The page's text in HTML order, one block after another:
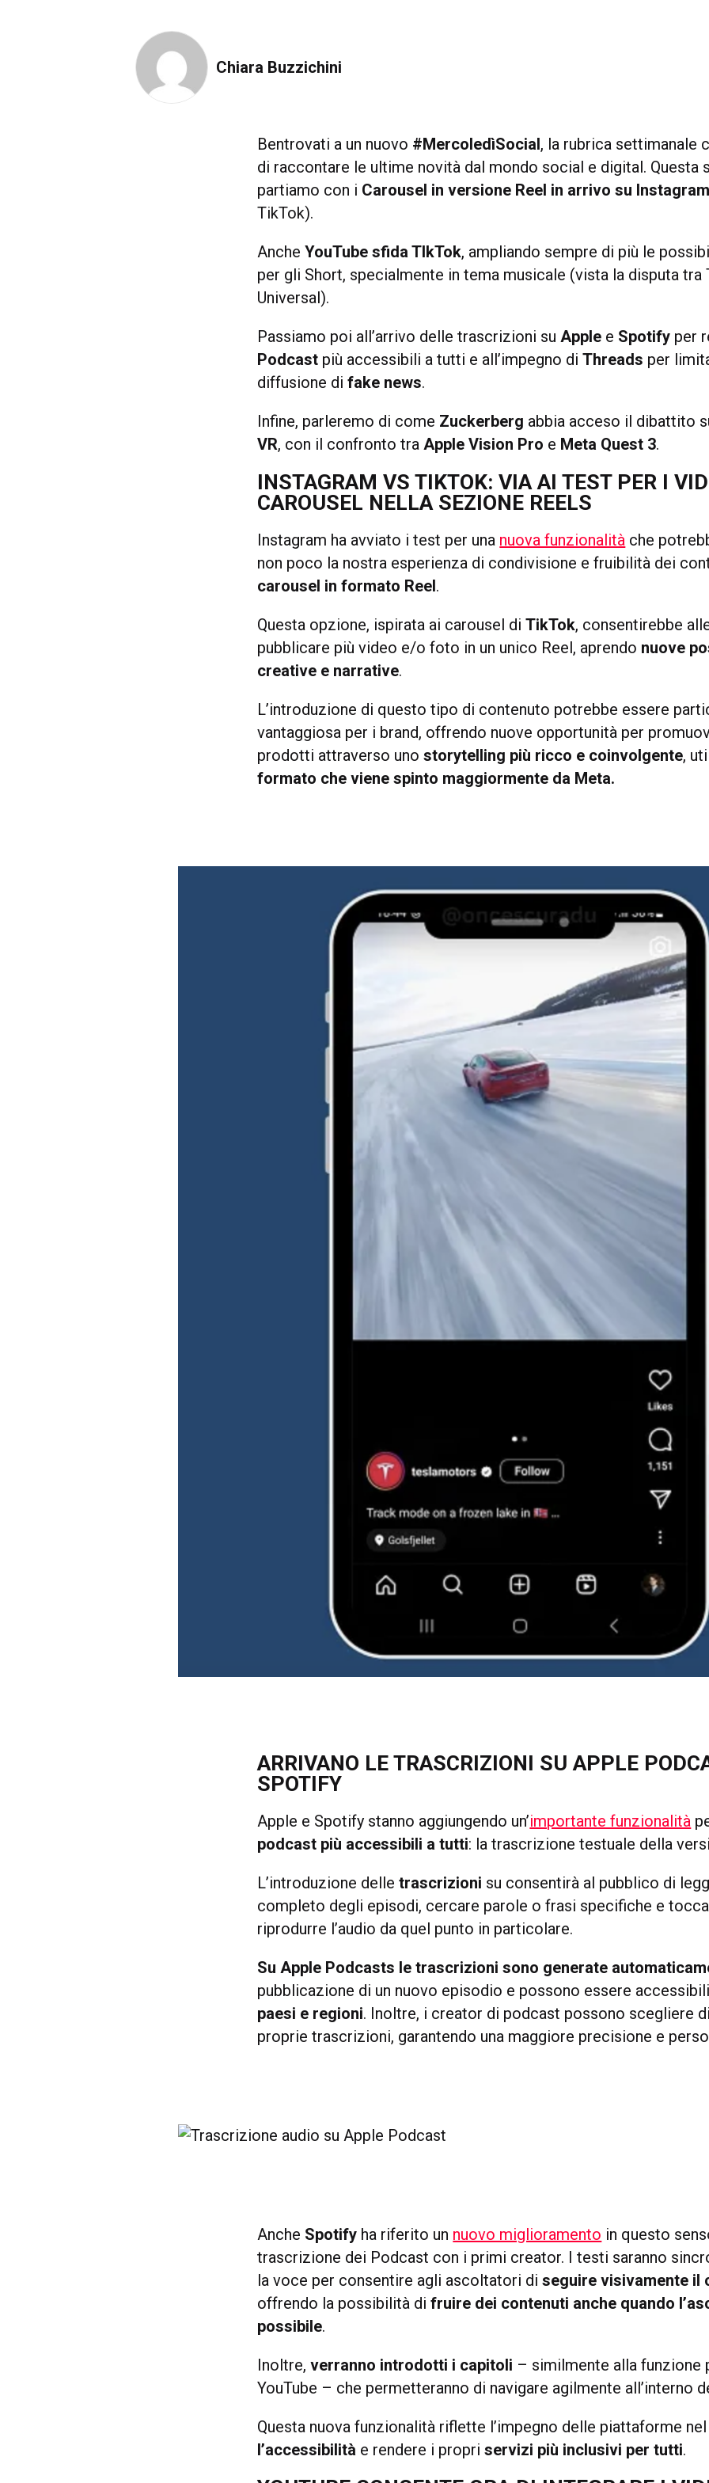
Chiara Buzzichini
Bentrovati a un nuovo #MercoledìSocial, la rubrica settimanale
di raccontare le ultime novità dal mondo social e digital. Questa
partiamo con i Carousel in versione Reel in arrivo su Instagram
TikTok).
AncheYouTube sfida TIkTok, ampliando sempre di più le
per gli Short, specialmente in tema musicale (vista la disputa tra
Universal).
Passiamo poi all’arrivo delle trascrizioni suApple e Spotify per
Podcast più accessibili a tutti e all’impegno diThreads per
diffusione difake news.
Infine, parleremo di come Zuckerberg abbia acceso il dibattito
VR, con il confronto traApple Vision Pro e Meta Quest 3.
INSTAGRAM VS TIKTOK: VIA AI TEST PER I
CAROUSEL NELLA SEZIONE REELS
Instagram ha avviato i test per una nuova funzionalità che
non poco la nostra esperienza di condivisione e fruibilità dei
carousel in formato Reel.
Questa opzione, ispirata ai carousel diTikTok, consentirebbe
pubblicare più video e/o foto in un unico Reel, aprendo nuove
creative e narrative.
L’introduzione di questo tipo di contenuto potrebbe essere
vantaggiosa per i brand, offrendo nuove opportunità per
prodotti attraverso unostorytelling più ricco e coinvolgente,
formato che viene spinto maggiormente da Meta.
ARRIVANO LE TRASCRIZIONI SU APPLE
SPOTIFY
Apple e Spotify stanno aggiungendo un’importante funzionalità
podcast più accessibili a tutti: la trascrizione testuale della
L’introduzione delletrascrizioni su consentirà al pubblico di
completo degli episodi, cercare parole o frasi specifiche e
riprodurre l’audio da quel punto in particolare.
Su Apple Podcasts le trascrizioni sono generate
pubblicazione di un nuovo episodio e possono essere
paesi e regioni. Inoltre, i creator di podcast possono scegliere
proprie trascrizioni, garantendo una maggiore precisione e
Anche Spotify ha riferito un nuovo miglioramento in questo
trascrizione dei Podcast con i primi creator. I testi saranno
la voce per consentire agli ascoltatori diseguire visivamente il
offrendo la possibilità difruire dei contenuti anche quando
possibile.
Inoltre,verranno introdotti i capitoli – similmente alla funzione
YouTube – che permetteranno di navigare agilmente all’interno
Questa nuova funzionalità riflette l’impegno delle piattaforme nel
l’accessibilità e rendere i propriservizi più inclusivi per tutti.